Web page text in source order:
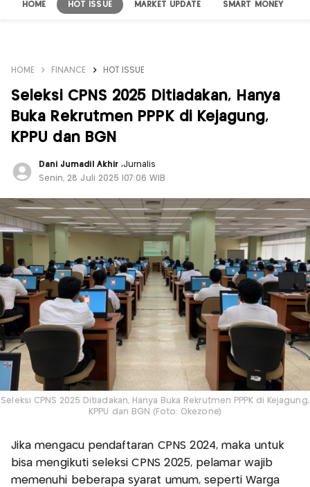
HOME HOT ISSUE MARKET UPDATE SMART MONEY
HOME FINANCE HOT ISSUE
Seleksi CPNS 2025 Ditiadakan, Hanya
Buka Rekrutmen PPPK di Kejagung,
KPPU dan BGN
Dani Jumadil Akhir ,Jurnalis
Senin, 28 Juli 2025 |07:06 WIB
Seleksi CPNS 2025 Ditiadakan, Hanya Buka Rekrutmen PPPK di Kejagung,
KPPU dan BGN (Foto: Okezone)
Jika mengacu pendaftaran CPNS 2024, maka untuk
bisa mengikuti seleksi CPNS 2025, pelamar wajib
memenuhi beberapa syarat umum, seperti Warga